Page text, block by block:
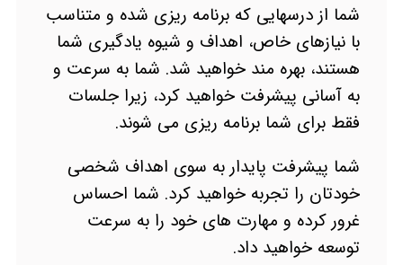
شما از درسهایی که برنامه ریزی شده و متناسب
با نیازهای خاص، اهداف و شیوه یادگیری شما
هستند، بهره مند خواهید شد. شما به سرعت و
به آسانی پیشرفت خواهید کرد، زیرا جلسات
فقط برای شما برنامه ریزی می شوند.
شما پیشرفت پایدار به سوی اهداف شخصی
خودتان را تجربه خواهید کرد. شما احساس
غرور کرده و مهارت های خود را به سرعت
توسعه خواهید داد.